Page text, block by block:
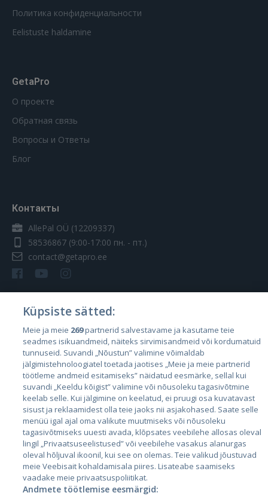
Политика конфиденциальности
Eelistuste haldamine
GetaPro
О проекте
Обратная связь
Вопросы и Ответы
Блог
Контакты
AllePal OÜ (12209337)
58536867 (9:00-17:00 пн. - пт.)
contact@getapro.ee
Страны
Эстония
Латвия
Литва
City24.lv CVbankas.lt
Küpsiste sätted:
Meie ja meie 269partnerid salvestavame ja kasutame teie
seadmes isikuandmeid, näiteks sirvimisandmeid või kordumatuid
tunnuseid. Suvandi „Nõustun” valimine võimaldab
jälgimistehnoloogiatel toetada jaotises „Meie ja meie partnerid
töötleme andmeid esitamiseks” näidatud eesmärke, sellal kui
suvandi „Keeldu kõigist” valimine või nõusoleku tagasivõtmine
keelab selle. Kui jälgimine on keelatud, ei pruugi osa kuvatavast
sisust ja reklaamidest olla teie jaoks nii asjakohased. Saate selle
menüü igal ajal oma valikute muutmiseks või nõusoleku
tagasivõtmiseks uuesti avada, klõpsates veebilehe allosas oleval
lingil „Privaatsuseelistused” või veebilehe vasakus alanurgas
oleval hõljuval ikoonil, kui see on olemas. Teie valikud jõustuvad
meie Veebisait kohaldamisala piires. Lisateabe saamiseks
vaadake meie privaatsuspoliitikat.
Andmete töötlemise eesmärgid: